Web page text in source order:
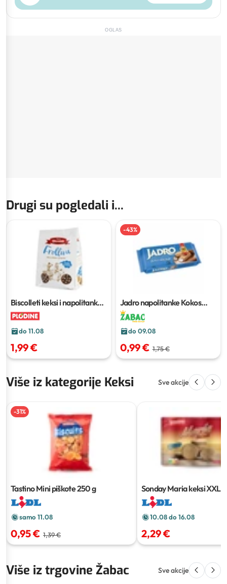
OGLAS
Drugi su pogledali i...
Biscolleti keksi i napolitanke
700–750 g
do 11.08
1,99 €
-43%
Jadro napolitanke Kokos
200 g
do 09.08
0,99 € 1,75 €
Više iz kategorije Keksi Sve akcije
-31%
Tastino Mini piškote250 g
samo 11.08
0,95 € 1,39 €
Sonday Maria keksi XXL
10.08 do 16.08
2,29 €
Više iz trgovine Žabac Sve akcije